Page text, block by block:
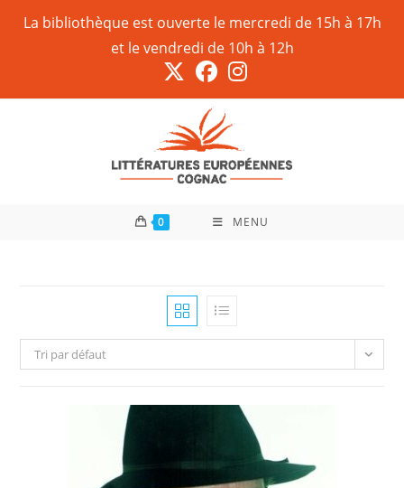
La bibliothèque est ouverte le mercredi de 15h à 17h
et le vendredi de 10h à 12h
0 MENU
Tri par défaut